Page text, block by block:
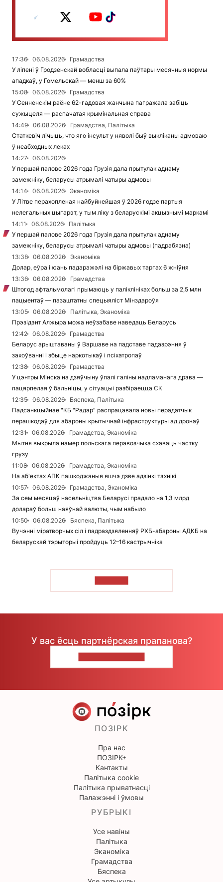
17:36 06.08.2026
Грамадства
У ліпені ў Гродзенскай вобласці выпала паўтары месячныя нормы
ападкаў, у Гомельскай — менш за 60%
15:08
06.08.2026
Грамадства
У Сенненскім раёне 62-гадовая жанчына пагражала забіць
сужыцеля — распачатая крымінальная справа
14:49
06.08.2026
Грамадства, Палітыка
Статкевіч лічыць, что яго інсульт у няволі быў выкліканы адмоваю
ў неабходных леках
14:27
06.08.2026
У першай палове 2026 года Грузія дала прытулак аднаму
замежніку, беларусы атрымалі чатыры адмовы
14:14
06.08.2026
Эканоміка
У Літве перахопленая найбуйнейшая ў 2026 годзе партыя
нелегальных цыгарэт, у тым ліку з беларускімі акцызнымі маркамі
14:11
06.08.2026
Палітыка
У першай палове 2026 года Грузія дала прытулак аднаму
замежніку, беларусы атрымалі чатыры адмовы (падрабязна)
13:38
06.08.2026
Эканоміка
Долар, еўра і юань падаражэлі на біржавых таргах 6 жніўня
13:36
06.08.2026
Грамадства
Штогод афтальмолагі прымаюць у паліклініках больш за 2,5 млн
пацыентаў — пазаштатны спецыяліст Мінздароўя
13:05
06.08.2026
Палітыка, Эканоміка
Прэзідэнт Алжыра можа неўзабаве наведаць Беларусь
12:42
06.08.2026
Грамадства
Беларус арыштаваны ў Варшаве на падставе падазрэння ў
захоўванні і збыце наркотыкаў і псіхатропаў
12:38
06.08.2026
Грамадства
У цэнтры Мінска на дзяўчыну ўпалі галіны надламанага дрэва —
пацярпелая ў бальніцы, у сітуацыі разбіраецца СК
12:35
06.08.2026
Бяспека, Палітыка
Падсанкцыйнае "КБ "Радар" распрацавала новы перадатчык
перашкодаў для абароны крытычнай інфраструктуры ад дронаў
12:31
06.08.2026
Грамадства, Эканоміка
Мытня выкрыла намер польскага перавозчыка схаваць частку
грузу
11:08
06.08.2026
Грамадства, Эканоміка
На аб'ектах АПК пашкоджаныя яшчэ дзве адзінкі тэхнікі
10:57
06.08.2026
Грамадства, Эканоміка
За сем месяцаў насельніцтва Беларусі прадало на 1,3 млрд
долараў больш наяўнай валюты, чым набыло
10:50
06.08.2026
Бяспека, Палітыка
Вучэнні міратворчых сіл і падраздзяленняў РХБ-абароны АДКБ на
беларускай тэрыторыі пройдуць 12–16 кастрычніка
У вас ёсць партнёрская прапанова?
ПОЗІРК
Пра нас
ПОЗІРК+
Кантакты
Палітыка cookie
Палітыка прыватнасці
Палажэнні і ўмовы
РУБРЫКІ
Усе навіны
Палітыка
Эканоміка
Грамадства
Бяспека